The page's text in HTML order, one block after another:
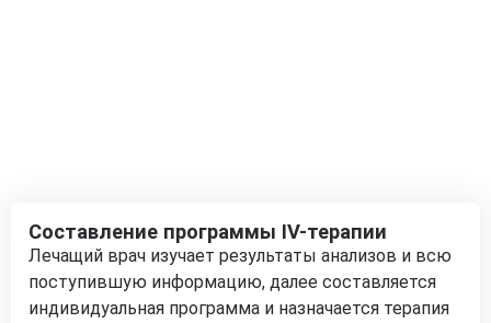
Составление программы IV-терапии
Лечащий врач изучает результаты анализов и всю
поступившую информацию, далее составляется
индивидуальная программа и назначается терапия